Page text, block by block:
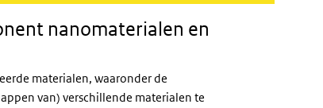
nanomaterialen en
materialen, waaronder de
van) verschillende materialen te